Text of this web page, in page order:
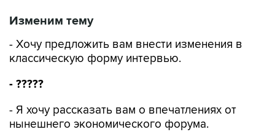
Изменим тему
- Хочу предложить вам внести изменения в
классическую форму интервью.
- ?????
- Я хочу рассказать вам о впечатлениях от
нынешнего экономического форума.